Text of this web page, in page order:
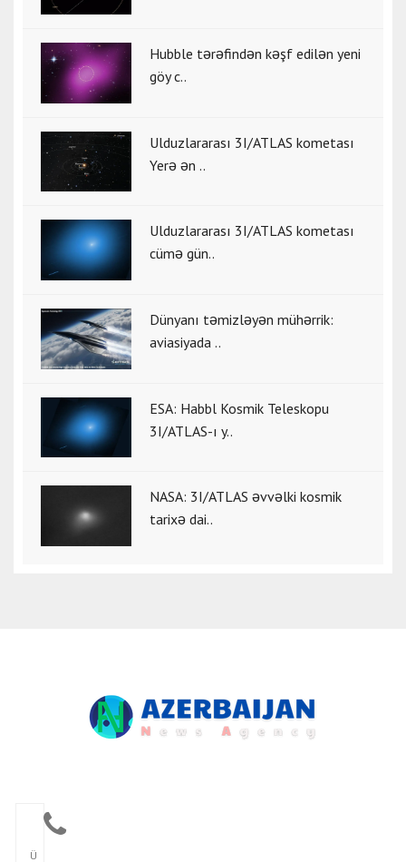
Hubble tərəfindən kəşf edilən yeni
göy c..
Ulduzlararası 3I/ATLAS kometası
Yerə ən ..
Ulduzlararası 3I/ATLAS kometası
cümə gün..
Dünyanı təmizləyən mühərrik:
aviasiyada ..
ESA: Habbl Kosmik Teleskopu
3I/ATLAS-ı y..
NASA: 3I/ATLAS əvvəlki kosmik
tarixə dai..
Ü